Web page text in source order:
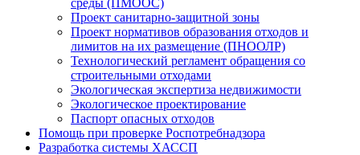
среды (ПМООС)
Проект санитарно-защитной зоны
Проект нормативов образования отходов и
лимитов на их размещение (ПНООЛР)
Технологический регламент обращения со
строительными отходами
Экологическая экспертиза недвижимости
Экологическое проектирование
Паспорт опасных отходов
Помощь при проверке Роспотребнадзора
Разработка системы ХАССП